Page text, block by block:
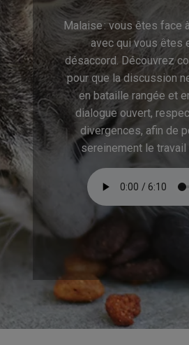
Malaise : vous êtes face
avec qui vous êtes
désaccord. Découvrez
pour que la discussion
en bataille rangée et
dialogue ouvert,
divergences, afin de
sereinement le travail